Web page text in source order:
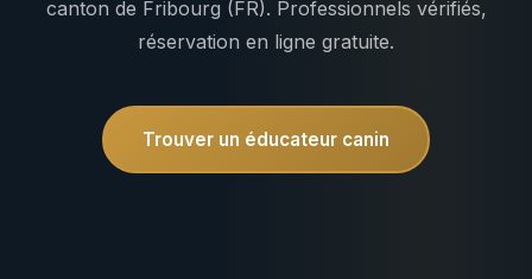
canton de Fribourg (FR). Professionnels vérifiés,
réservation en ligne gratuite.
Trouver un éducateur canin